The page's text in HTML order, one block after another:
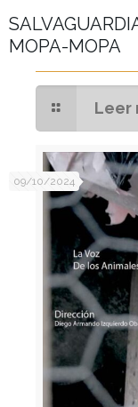
MOPA-MOPA
Leer
09/10/2024